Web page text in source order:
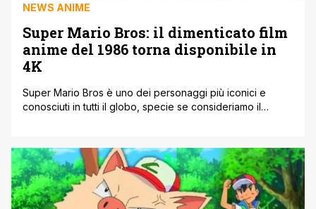
NEWS ANIME
Super Mario Bros: il dimenticato film
anime del 1986 torna disponibile in
4K
Super Mario Bros è uno dei personaggi più iconici e
conosciuti in tutti il globo, specie se consideriamo il
platforming game, ha creato basi solide per le produzioni
future, diventando una delle figure più amate e
apprezzate dagli appassionati del genere [']